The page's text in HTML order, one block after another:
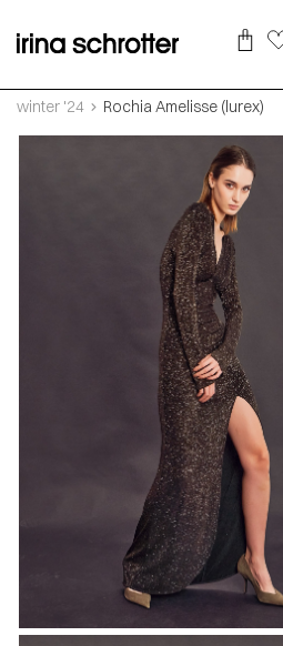
winter '24 Rochia Amelisse (lurex)